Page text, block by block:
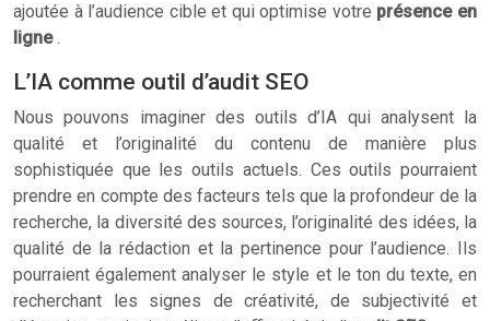
ajoutée à l’audience cible et qui optimise votre présence en
ligne.
L’IA comme outil d’audit SEO
Nous pouvons imaginer des outils d’IA qui analysent la
qualité et l’originalité du contenu de manière plus
sophistiquée que les outils actuels. Ces outils pourraient
prendre en compte des facteurs tels que la profondeur de la
recherche, la diversité des sources, l’originalité des idées, la
qualité de la rédaction et la pertinence pour l’audience. Ils
pourraient également analyser le style et le ton du texte, en
recherchant les signes de créativité, de subjectivité et